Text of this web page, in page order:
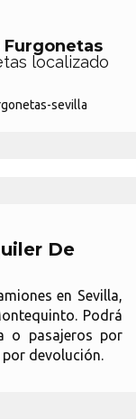
localizado
sevilla
De
en Sevilla,
Podrá
o pasajeros por
por devolución.